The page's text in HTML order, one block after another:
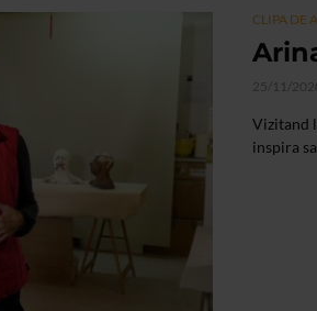
CLIPA DE
25/11/
Vizitand
inspira